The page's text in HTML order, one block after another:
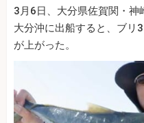
3月6日、大分県佐賀関・神
大分沖に出船すると、ブリ
が上がった。